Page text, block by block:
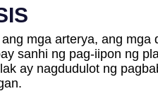
mga arterya, ang
sanhi ng pag-iipon ng
ay nagdudulot ng